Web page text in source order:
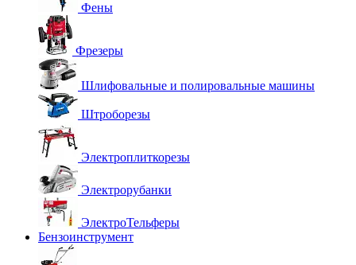
Фены
Фрезеры
Шлифовальные и полировальные машины
Штроборезы
Электроплиткорезы
Электрорубанки
ЭлектроТельферы
Бензоинструмент